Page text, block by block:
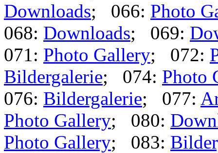
Downloads; 066: Photo
068: Downloads; 069:
071: Photo Gallery; 072:
Bildergalerie; 074: Photo
076: Bildergalerie; 077:
Photo Gallery; 080:
Photo Gallery; 083: